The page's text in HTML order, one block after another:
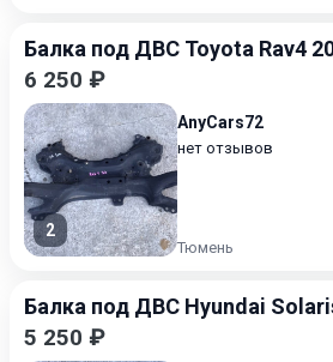
Балка под ДВС Toyota Rav4
6 250 ₽
2
AnyCars72
нет отзывов
Тюмень
Балка под ДВС Hyundai
5 250 ₽